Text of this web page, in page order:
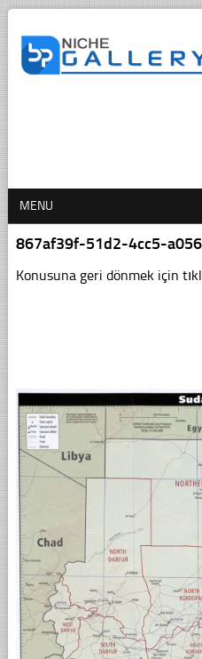
MENU
867af39f-51d2-4cc5-
Konusuna geri dönmek için